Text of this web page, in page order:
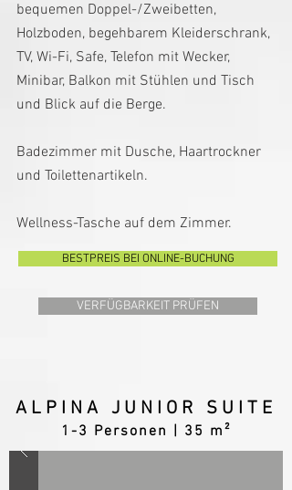
bequemen Doppel-/Zweibetten,
Holzboden, begehbarem Kleiderschrank,
TV, Wi-Fi, Safe, Telefon mit Wecker,
Minibar, Balkon mit Stühlen und Tisch
und Blick auf die Berge.
Badezimmer mit Dusche, Haartrockner
und Toilettenartikeln.
Wellness-Tasche auf dem Zimmer.​
BESTPREIS BEI ONLINE-BUCHUNG
VERFÜGBARKEIT PRÜFEN
ALPINA JUNIOR SUITE
1-3 Personen | 35 m²